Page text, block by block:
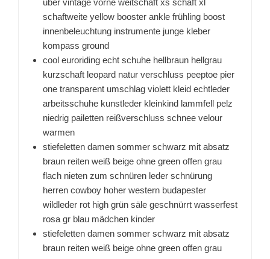
über vintage vorne weitschaft xs schaft xl
schaftweite yellow booster ankle frühling boost
innenbeleuchtung instrumente junge kleber
kompass ground
cool euroriding echt schuhe hellbraun hellgrau
kurzschaft leopard natur verschluss peeptoe pier
one transparent umschlag violett kleid echtleder
arbeitsschuhe kunstleder kleinkind lammfell pelz
niedrig pailetten reißverschluss schnee velour
warmen
stiefeletten damen sommer schwarz mit absatz
braun reiten weiß beige ohne green offen grau
flach nieten zum schnüren leder schnürung
herren cowboy hoher western budapester
wildleder rot high grün säle geschnürrt wasserfest
rosa gr blau mädchen kinder
stiefeletten damen sommer schwarz mit absatz
braun reiten weiß beige ohne green offen grau